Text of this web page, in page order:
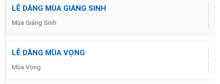
LỄ DÂNG MÙA GIÁNG SINH
Mùa Giáng Sinh
LỄ DÂNG MÙA VỌNG
Mùa Vọng